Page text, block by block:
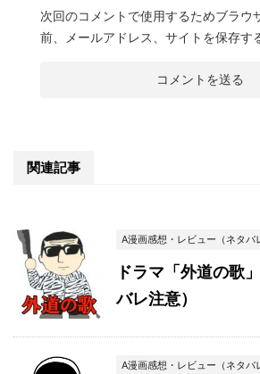
次回のコメントで使用するためブラウ
前、メールアドレス、サイトを保存す
関連記事
A漫画感想・レビュー（ネタバ
ドラマ「外道の歌
バレ注意）
A漫画感想・レビュー（ネタバ